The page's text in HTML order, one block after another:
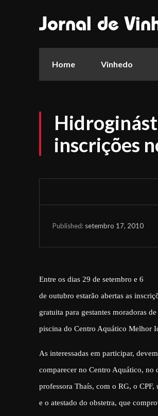
Jornal de
Home Vinhedo
inscrições
Published: setembro 17, 2010
Entre os dias 29 de setembro e 6
de outubro estarão abertas as
gratuita para gestantes moradoras
piscina do Centro Aquático Melhor
As interessadas em participar, devem
comparecer no Centro Aquático, no
professora Thaís, com o RG, o
e o atestado do obstetra, que